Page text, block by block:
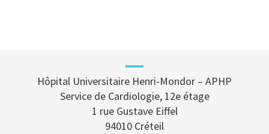
Hôpital Universitaire Henri-Mondor – APHP
Service de Cardiologie, 12e étage
1 rue Gustave Eiffel
94010 Créteil